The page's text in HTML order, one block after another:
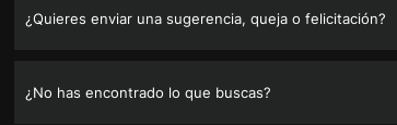
¿Quieres enviar una sugerencia, queja o felicitación?
¿No has encontrado lo que buscas?